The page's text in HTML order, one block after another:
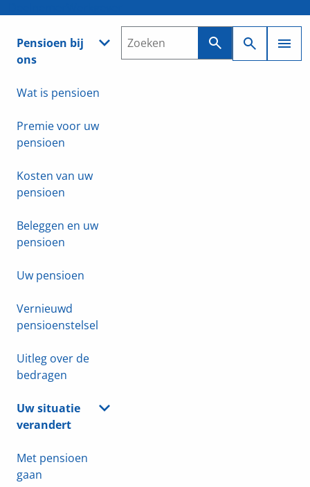
Pensioen bij
ons
Wat is pensioen
Premie voor uw
pensioen
Kosten van uw
pensioen
Beleggen en uw
pensioen
Uw pensioen
Vernieuwd
pensioenstelsel
Uitleg over de
bedragen
Uw situatie
verandert
Met pensioen
gaan